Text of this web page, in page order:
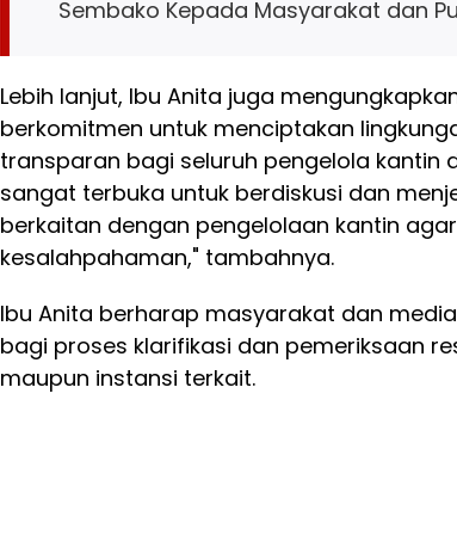
Sembako Kepada Masyarakat dan
Lebih lanjut, Ibu Anita juga
berkomitmen untuk menciptakan
transparan bagi seluruh pengelola kantin
sangat terbuka untuk berdiskusi dan
berkaitan dengan pengelolaan kantin
kesalahpahaman," tambahnya.
Ibu Anita berharap masyarakat dan
bagi proses klarifikasi dan pemeriksaan
maupun instansi terkait.